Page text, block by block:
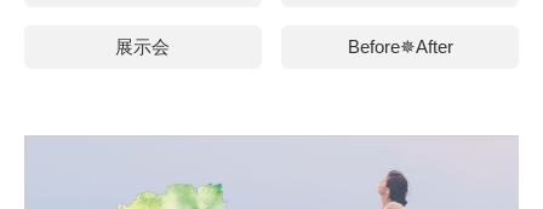
展示会 Before✵After